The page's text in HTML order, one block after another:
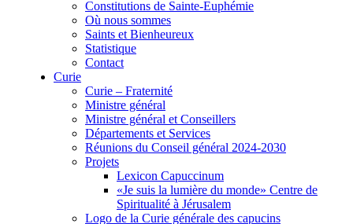
Constitutions de Sainte-Euphémie
Où nous sommes
Saints et Bienheureux
Statistique
Contact
Curie
Curie – Fraternité
Ministre général
Ministre général et Conseillers
Départements et Services
Réunions du Conseil général 2024-2030
Projets
Lexicon Capuccinum
«Je suis la lumière du monde» Centre de
Spiritualité à Jérusalem
Logo de la Curie générale des capucins